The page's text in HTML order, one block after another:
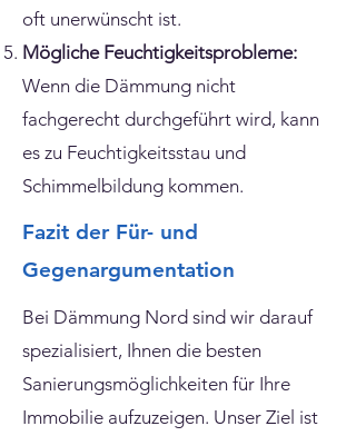
oft unerwünscht ist.
Mögliche Feuchtigkeitsprobleme:
Wenn die Dämmung nicht
fachgerecht durchgeführt wird, kann
es zu Feuchtigkeitsstau und
Schimmelbildung kommen.​
Fazit der Für- und
Gegenargumentation
Bei Dämmung Nord sind wir darauf
spezialisiert, Ihnen die besten
Sanierungsmöglichkeiten für Ihre
Immobilie aufzuzeigen. Unser Ziel ist